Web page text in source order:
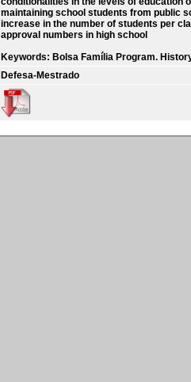
maintaining school students from public
increase in the number of students per
approval numbers in high school
Keywords: Bolsa Família Program.
Defesa-Mestrado